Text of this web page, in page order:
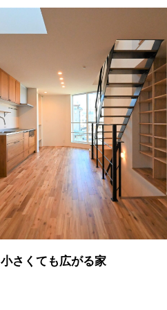
小さくても広がる家